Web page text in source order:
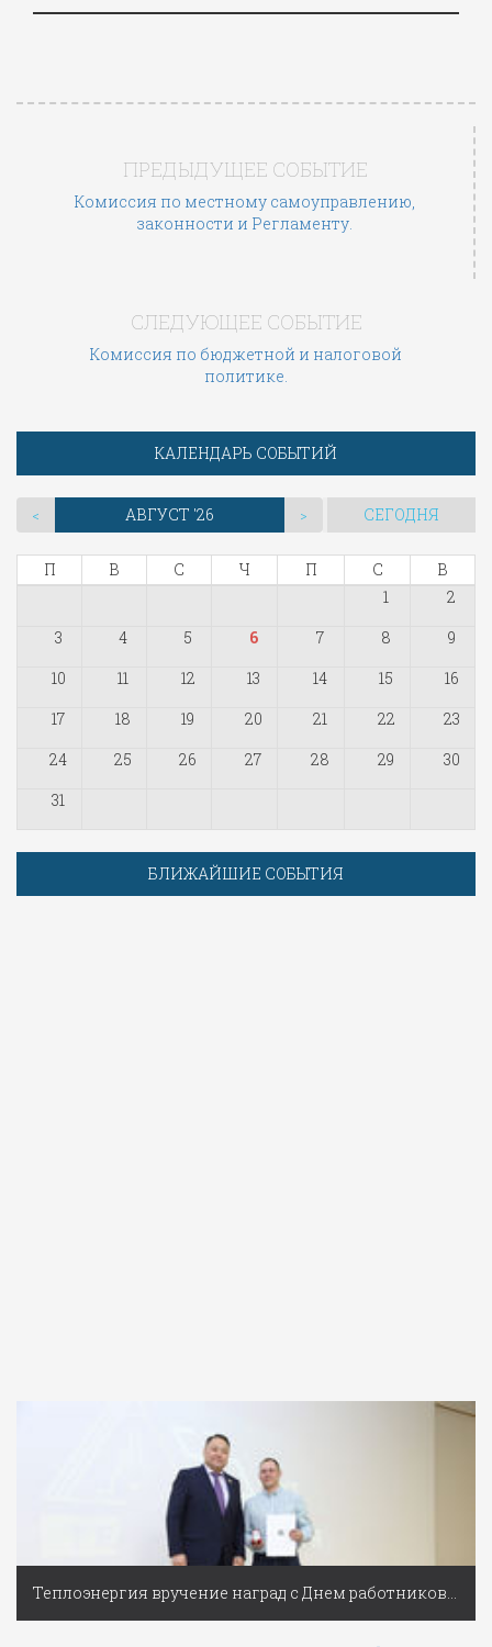
ПРЕДЫДУЩЕЕ СОБЫТИЕ
Комиссия по местному самоуправлению,
законности и Регламенту.
СЛЕДУЮЩЕЕ СОБЫТИЕ
Комиссия по бюджетной и налоговой
политике.
КАЛЕНДАРЬ СОБЫТИЙ
< АВГУСТ '26 > СЕГОДНЯ
П В С Ч П С
В
1
2
3
4 5 6 7 8
9
10
11 12 13 14 15
16
17
18 19 20 21 22
23
24
25 26 27 28 29
30
31
БЛИЖАЙШИЕ СОБЫТИЯ
Теплоэнергия вручение наград с Днем работников ЖКХ